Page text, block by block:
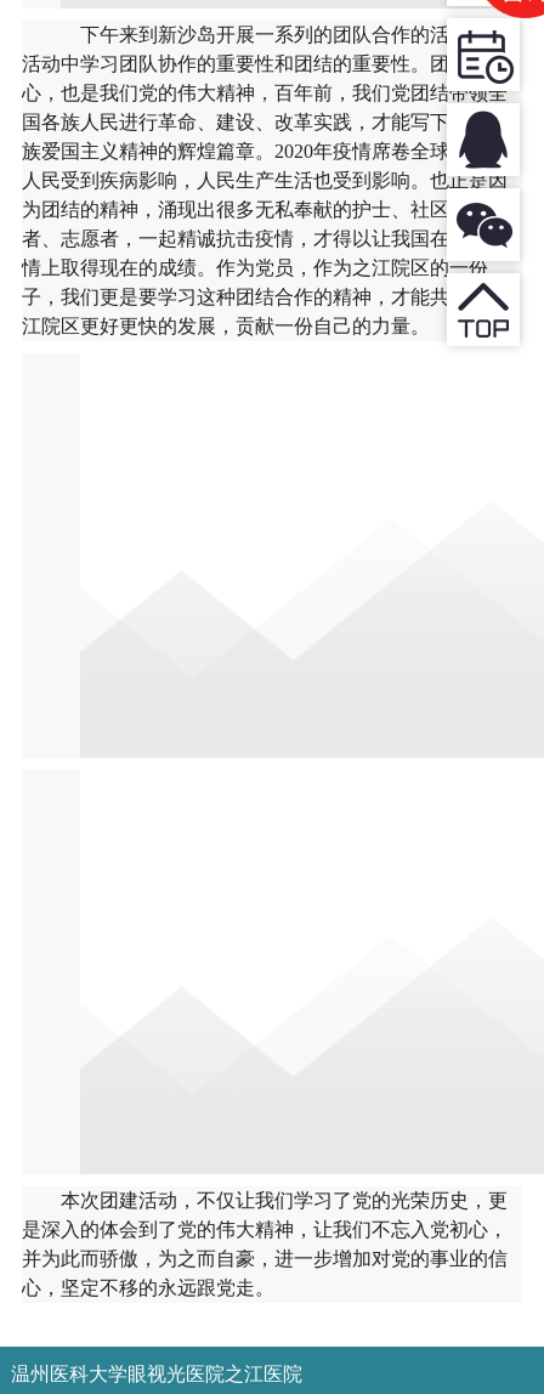
下午来到新沙岛开展一系列的团队合作的活动，从
活动中学习团队协作的重要性和团结的重要性。团结一
心，也是我们党的伟大精神，百年前，我们党团结带领全
国各族人民进行革命、建设、改革实践，才能写下中华民
族爱国主义精神的辉煌篇章。 2020年疫情席卷全球，无数
人民受到疾病影响，人民生产生活也受到影响。也正是因
为团结的精神，涌现出很多无私奉献的护士、社区工作
者、志愿者，一起精诚抗击疫情，才得以让我国在抗击疫
情上取得现在的成绩。作为党员，作为之江院区的一份
子，我们更是要学习这种团结合作的精神，才能共同为之
江院区更好更快的发展，贡献一份自己的力量。
本次团建活动，不仅让我们学习了党的光荣历史，更
是深入的体会到了党的伟大精神，让我们不忘入党初心，
并为此而骄傲，为之而自豪，进一步增加对党的事业的信
心，坚定不移的永远跟党走。
温州医科大学眼视光医院之江医院